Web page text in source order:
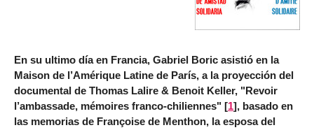
En su ultimo día en Francia, Gabriel Boric asistió en la
Maison de l’Amérique Latine de París, a la proyección del
documental de Thomas Lalire & Benoit Keller, "Revoir
l’ambassade, mémoires franco-chiliennes" [1], basado en
las memorias de Françoise de Menthon, la esposa del